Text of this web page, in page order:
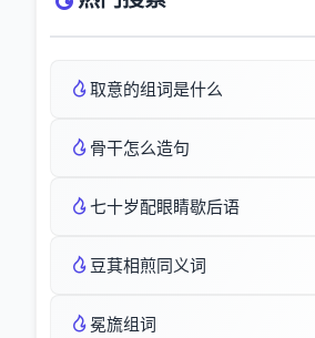
取意的组词是什么
骨干怎么造句
七十岁配眼睛歇后语
豆萁相煎同义词
冕旒组词